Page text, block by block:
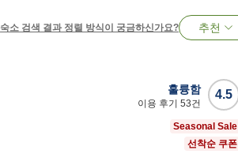
숙소 검색 결과 정렬 방식이 궁금하신가요? 추천
4.5
훌륭함
이용 후기 53건
Seasonal Sale
선착순 쿠폰